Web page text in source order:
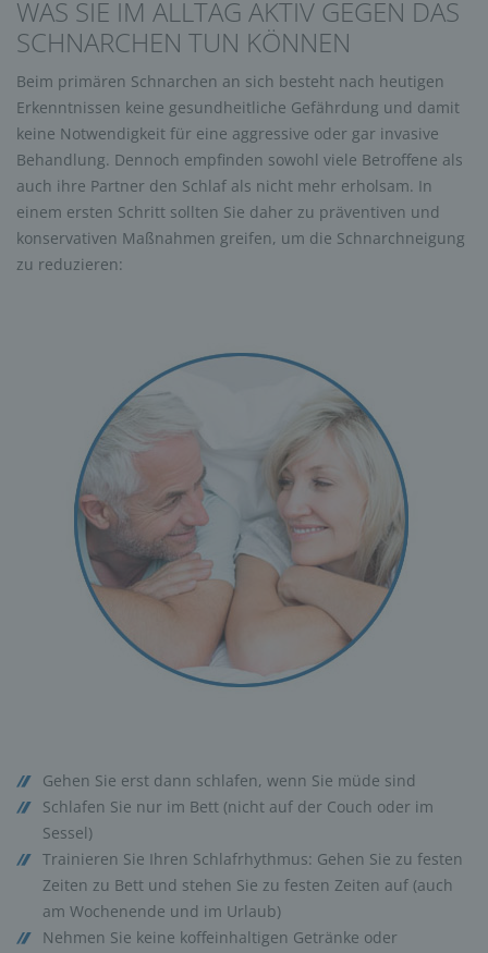
WAS SIE IM ALLTAG AKTIV GEGEN DAS
SCHNARCHEN TUN KÖNNEN
Beim primären Schnarchen an sich besteht nach heutigen
Erkenntnissen keine gesundheitliche Gefährdung und damit
keine Notwendigkeit für eine aggressive oder gar invasive
Behandlung. Dennoch empfinden sowohl viele Betroffene als
auch ihre Partner den Schlaf als nicht mehr erholsam. In
einem ersten Schritt sollten Sie daher zu präventiven und
konservativen Maßnahmen greifen, um die Schnarchneigung
zu reduzieren:
Gehen Sie erst dann schlafen, wenn Sie müde sind
Schlafen Sie nur im Bett (nicht auf der Couch oder im
Sessel)
Trainieren Sie Ihren Schlafrhythmus: Gehen Sie zu festen
Zeiten zu Bett und stehen Sie zu festen Zeiten auf (auch
am Wochenende und im Urlaub)
Nehmen Sie keine koffeinhaltigen Getränke oder